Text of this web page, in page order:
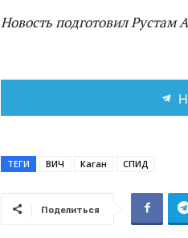
Новость подготовил Рустам
ТЕГИ ВИЧ Каган СПИД
Поделиться